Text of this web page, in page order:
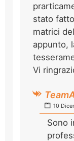
stato
matrici
appunto,
Vi
10
Sono